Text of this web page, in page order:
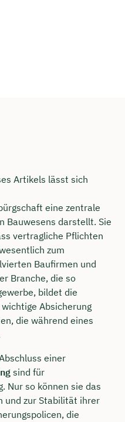
Artikels lässt sich
eine zentrale
Bauwesens darstellt. Sie
vertragliche Pflichten
zum
Baufirmen und
Branche, die so
bildet die
Absicherung
die während eines
einer
sind für
Nur so können sie das
und zur Stabilität ihrer
die